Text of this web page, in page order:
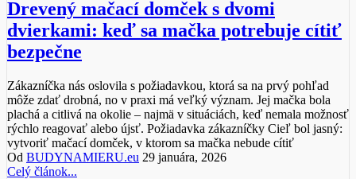
Drevený mačací domček s dvomi
dvierkami: keď sa mačka potrebuje cítiť
bezpečne
Zákazníčka nás oslovila s požiadavkou, ktorá sa na prvý pohľad
môže zdať drobná, no v praxi má veľký význam. Jej mačka bola
plachá a citlivá na okolie – najmä v situáciách, keď nemala možnosť
rýchlo reagovať alebo újsť. Požiadavka zákazníčky Cieľ bol jasný:
vytvoriť mačací domček, v ktorom sa mačka nebude cítiť
Od BUDYNAMIERU.eu 29 januára, 2026
Celý článok...